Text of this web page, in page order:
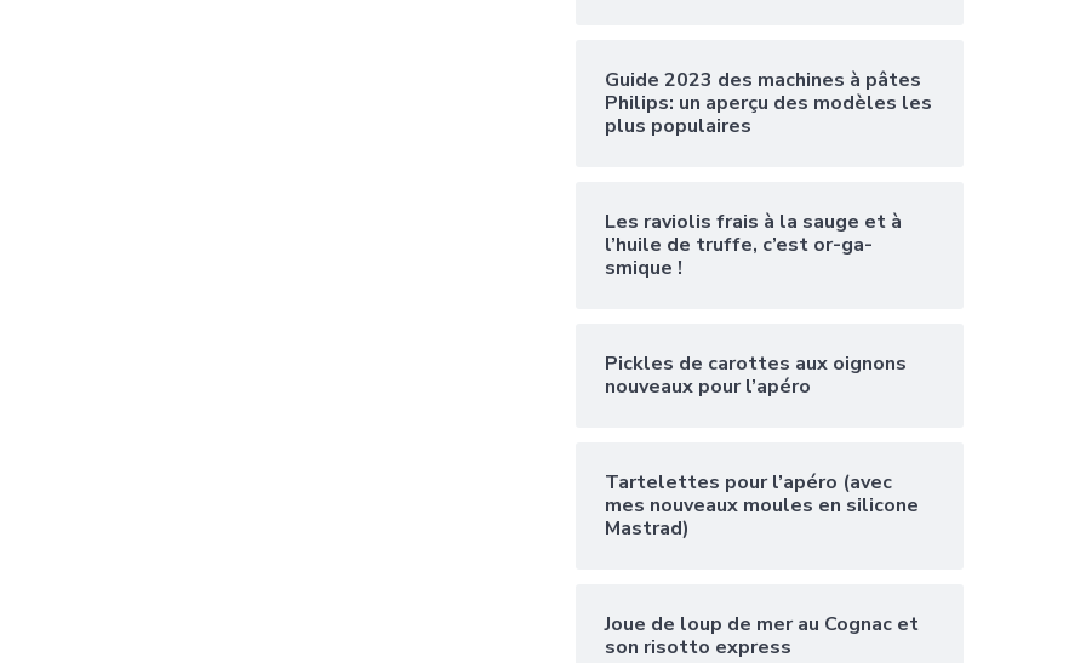
Guide 2023 des machines à pâtes
Philips: un aperçu des modèles les
plus populaires
Les raviolis frais à la sauge et à
l’huile de truffe, c’est or-ga-
smique !
Pickles de carottes aux oignons
nouveaux pour l’apéro
Tartelettes pour l’apéro (avec
mes nouveaux moules en silicone
Mastrad)
Joue de loup de mer au Cognac et
son risotto express